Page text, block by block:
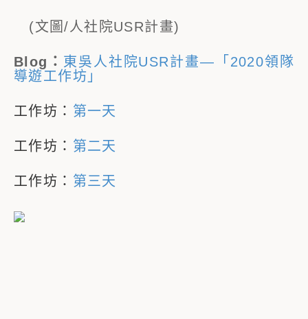
(文圖/人社院USR計畫)
Blog： 東吳人社院USR計畫—「2020領隊
導遊工作坊」
工作坊： 第一天
工作坊： 第二天
工作坊： 第三天